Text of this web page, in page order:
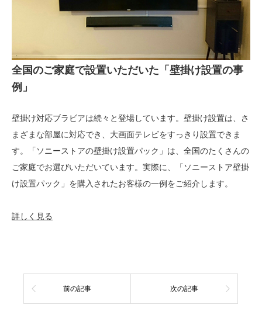
全国のご家庭で設置いただいた「壁掛け設置の事
例」
壁掛け対応ブラビアは続々と登場しています。壁掛け設置は、さ
まざまな部屋に対応でき、大画面テレビをすっきり設置できま
す。「ソニーストアの壁掛け設置パック」は、全国のたくさんの
ご家庭でお選びいただいています。実際に、「ソニーストア壁掛
け設置パック」を購入されたお客様の一例をご紹介します。
詳しく見る
前の記事 次の記事